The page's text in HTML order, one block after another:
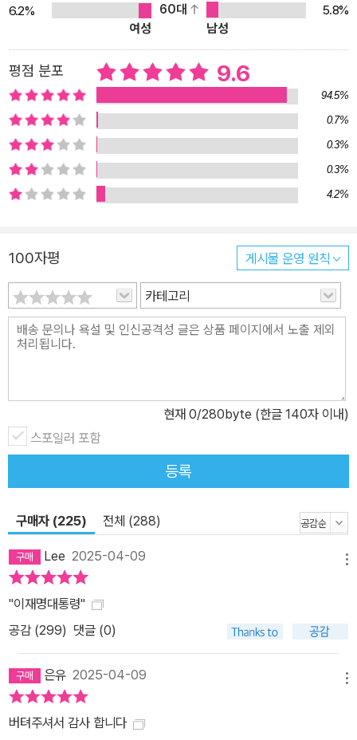
민국의 위기는 기회이기도 하다. 그가 설계하고 있는 대한민국의 ‘회
복과 성장’ 프로젝트, ‘대화와 포용’의 정치는 과연 어떤 것일까. 《결
6.2%
60대
5.8%
여성
남성
평점 분포 9.6
94.5%
0.7%
0.3%
0.3%
4.2%
100자평 게시물 운영 원칙
카테고리
현재 0/280byte (한글 140자 이내)
스포일러 포함
등록
구매자 (225) 전체 (288)
Lee 2025-04-09
"이재명대통령"
공감 (299) 댓글 (0)
은유 2025-04-09
버텨주셔서 감사 합니다